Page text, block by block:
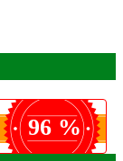
96 %